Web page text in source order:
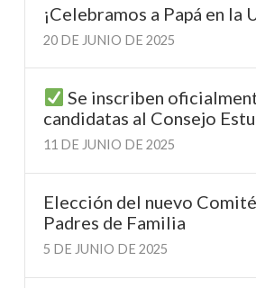
¡Celebramos a Papá en la
20 DE JUNIO DE 2025
Se inscriben
candidatas al Consejo
11 DE JUNIO DE 2025
Elección del nuevo
Padres de Familia
5 DE JUNIO DE 2025